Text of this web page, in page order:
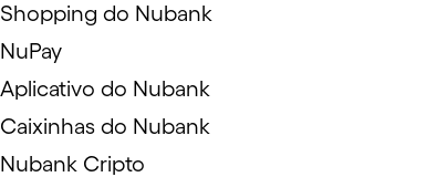
Shopping do Nubank
NuPay
Aplicativo do Nubank
Caixinhas do Nubank
Nubank Cripto